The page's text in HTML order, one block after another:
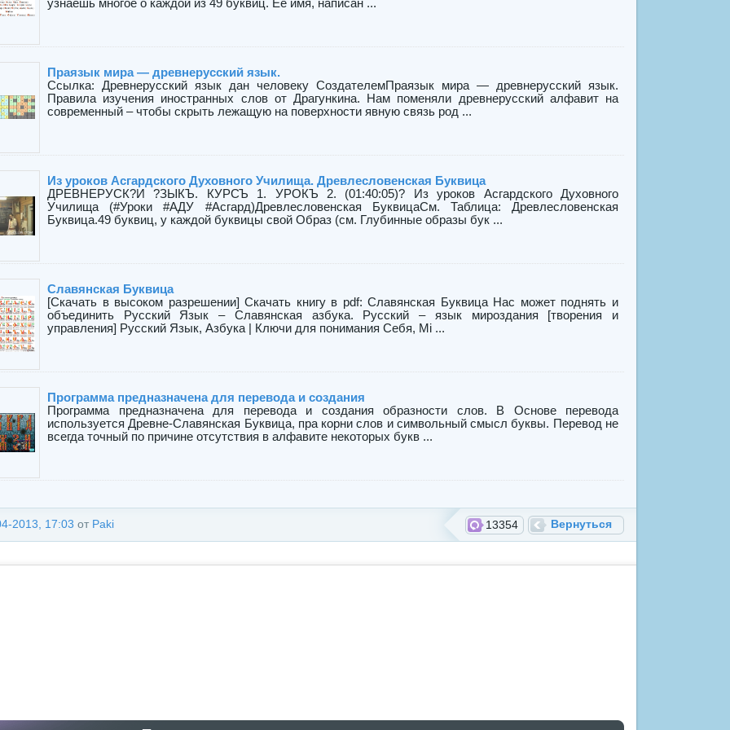
узнаешь многое о каждой из 49 буквиц. Её имя, написан ...
Праязык мира — древнерусский язык.
Ссылка: Древнерусский язык дан человеку СоздателемПраязык мира — древнерусский язык.
Правила изучения иностранных слов от Драгункина. Нам поменяли древнерусский алфавит на
современный – чтобы скрыть лежащую на поверхности явную связь род ...
Из уроков Асгардского Духовного Училища. Древлесловенская Буквица
ДРЕВНЕРУСК?И ?ЗЫКЪ. КУРСЪ 1. УРОКЪ 2. (01:40:05)? Из уроков Асгардского Духовного
Училища (#Уроки #АДУ #Асгард)Древлесловенская БуквицаСм. Таблица: Древлесловенская
Буквица.49 буквиц, у каждой буквицы свой Образ (см. Глубинные образы бук ...
Славянская Буквица
[Скачать в высоком разрешении] Скачать книгу в pdf: Славянская Буквица Нас может поднять и
объединить Русский Язык – Славянская азбука. Русский – язык мироздания [творения и
управления] Русский Язык, Азбука | Ключи для понимания Себя, Мi ...
Программа предназначена для перевода и создания
Программа предназначена для перевода и создания образности слов. В Основе перевода
используется Древне-Славянская Буквица, пра корни слов и символьный смысл буквы. Перевод не
всегда точный по причине отсутствия в алфавите некоторых букв ...
Вернуться
13354
2013, 17:03 от Paki